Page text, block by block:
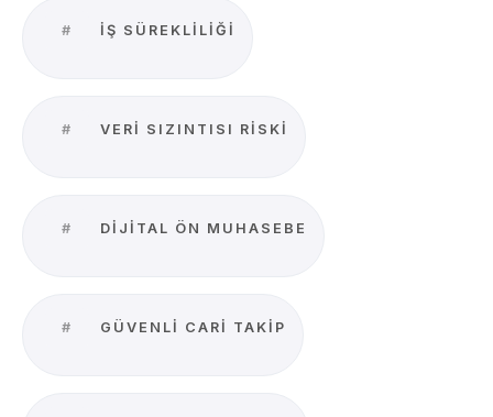
# IŞ SÜREKLILIĞI
# VERI SIZINTISI RISKI
# DIJITAL ÖN MUHASEBE
# GÜVENLI CARI TAKIP